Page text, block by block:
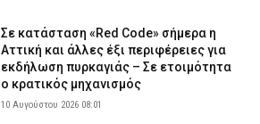
Σε κατάσταση «Red Code» σήμερα η
Αττική και άλλες έξι περιφέρειες για
εκδήλωση πυρκαγιάς – Σε ετοιμότητα
ο κρατικός μηχανισμός
10 Αυγούστου 2026 08:01